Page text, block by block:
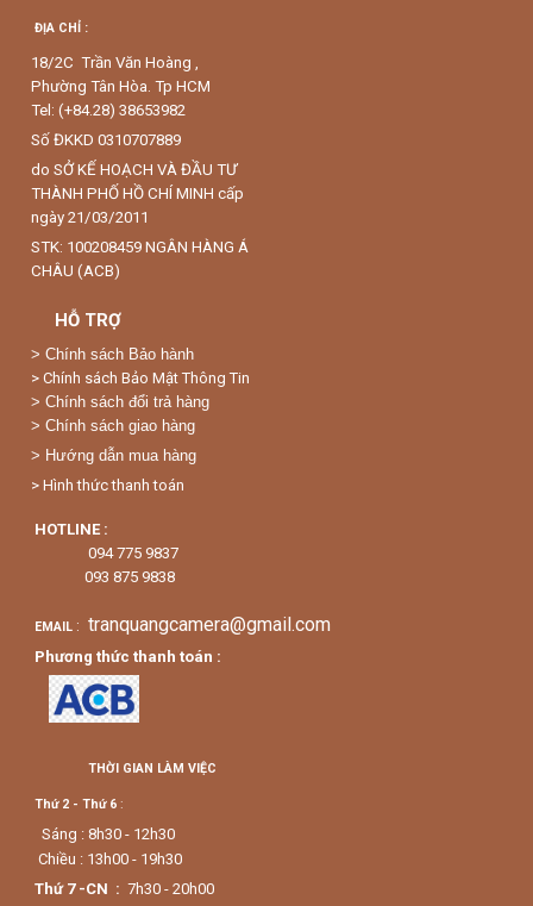
ĐỊA CHỈ :
18/2C Trần Văn Hoàng ,
Phường Tân Hòa. Tp HCM
Tel: (+84.28) 38653982
Số ĐKKD 0310707889
do SỞ KẾ HOẠCH VÀ ĐẦU TƯ
THÀNH PHỐ HỒ CHÍ MINH cấp
ngày 21/03/2011
STK: 100208459 NGÂN HÀNG Á
CHÂU (ACB)
HỖ TRỢ
> Chính sách Bảo hành
> Chính sách Bảo Mật Thông Tin
> Chính sách đổi trả hàng
> Chính sách giao hàng
> Hướng dẫn mua hàng
> Hình thức thanh toán
HOTLINE :
094 775 9837
093 875 9838
EMAIL : tranquangcamera@gmail.com
Phương thức thanh toán :
THỜI GIAN LÀM VIỆC
Thứ 2 - Thứ 6 :
Sáng : 8h30 - 12h30
Chiều : 13h00 - 19h30
Thứ 7 -CN : 7h30 - 20h00